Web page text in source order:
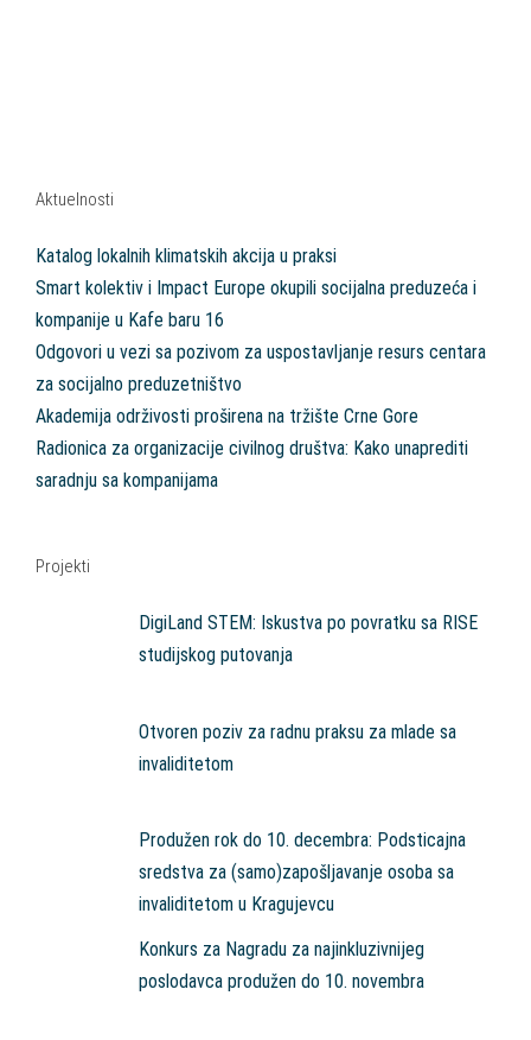
Aktuelnosti
Katalog lokalnih klimatskih akcija u praksi
Smart kolektiv i Impact Europe okupili socijalna preduzeća i
kompanije u Kafe baru 16
Odgovori u vezi sa pozivom za uspostavljanje resurs centara
za socijalno preduzetništvo
Akademija održivosti proširena na tržište Crne Gore
Radionica za organizacije civilnog društva: Kako unaprediti
saradnju sa kompanijama
Projekti
DigiLand STEM: Iskustva po povratku sa RISE
studijskog putovanja
Otvoren poziv za radnu praksu za mlade sa
invaliditetom
Produžen rok do 10. decembra: Podsticajna
sredstva za (samo)zapošljavanje osoba sa
invaliditetom u Kragujevcu
Konkurs za Nagradu za najinkluzivnijeg
poslodavca produžen do 10. novembra